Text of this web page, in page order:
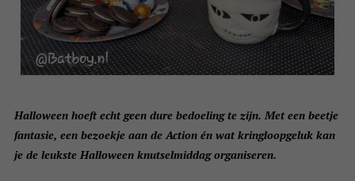
Halloween hoeft echt geen dure bedoeling te zijn. Met een beetje
fantasie, een bezoekje aan de Action én wat kringloopgeluk kan
je de leukste Halloween knutselmiddag organiseren.